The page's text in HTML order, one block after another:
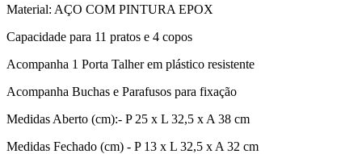
Material: AÇO COM PINTURA EPOX
Capacidade para 11 pratos e 4 copos
Acompanha 1 Porta Talher em plástico resistente
Acompanha Buchas e Parafusos para fixação
Medidas Aberto (cm):- P 25 x L 32,5 x A 38 cm
Medidas Fechado (cm) - P 13 x L 32,5 x A 32 cm